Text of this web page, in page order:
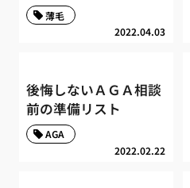
2022.04.03
薄毛
後悔しないＡＧＡ相談
前の準備リスト
2022.02.22
AGA